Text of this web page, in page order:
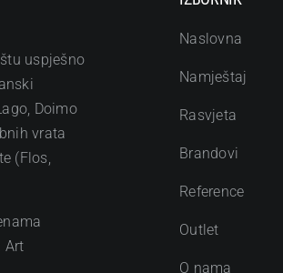
uspješno
Doimo
vrata
(Flos,
Art
Naslovna
Namještaj
Rasvjeta
Brandovi
Reference
Outlet
O nama